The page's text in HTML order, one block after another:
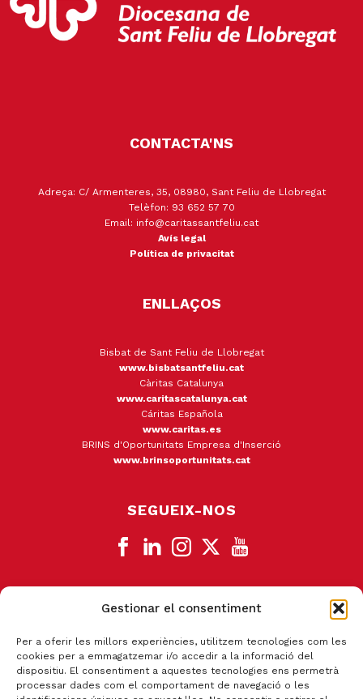
Gestionar el consentiment
Per a oferir les millors experiències, utilitzem tecnologies com les
cookies per a emmagatzemar i/o accedir a la informació del
dispositiu. El consentiment a aquestes tecnologies ens permetrà
processar dades com el comportament de navegació o les
CONTACTA'NS
Adreça: C/ Armenteres, 35, 08980, Sant Feliu de Llobregat
Telèfon: 93 652 57 70
Email: info@caritassantfeliu.cat
Avís legal
Política de privacitat
ENLLAÇOS
Bisbat de Sant Feliu de Llobregat
www.bisbatsantfeliu.cat
Càritas Catalunya
www.caritascatalunya.cat
Cáritas Española
www.caritas.es
BRINS d'Oportunitats Empresa d'Inserció
www.brinsoportunitats.cat
SEGUEIX-NOS
CANAL DE DENÚNCIA